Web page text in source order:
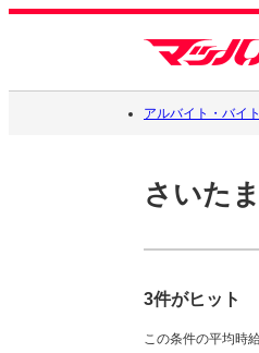
アルバイト・バイ
さいた
3件がヒット
この条件の平均時